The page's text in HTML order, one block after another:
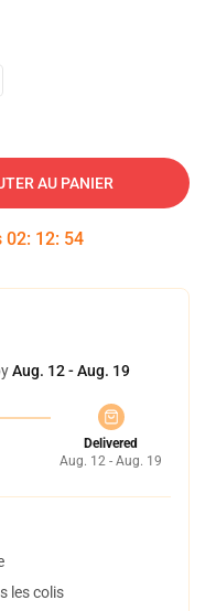
AU PANIER
02: 12: 53
Aug. 12 - Aug. 19
Delivered
Aug. 12 - Aug. 19
les colis